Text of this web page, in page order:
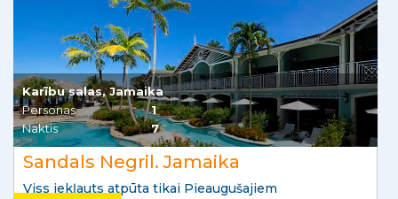
Karību salas, Jamaika
Personas
1
Naktis
7
Sandals Negril. Jamaika
Viss iekļauts atpūta tikai Pieaugušajiem